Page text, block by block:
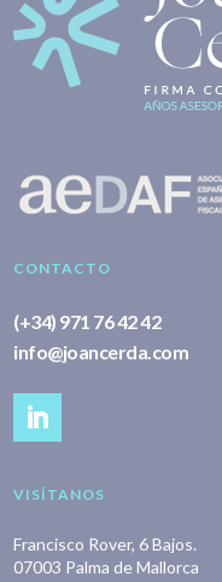
CONTACTO
(+34) 971 76 42 42
info@joancerda.com
VISÍTANOS
Francisco Rover, 6 Bajos.
07003 Palma de Mallorca